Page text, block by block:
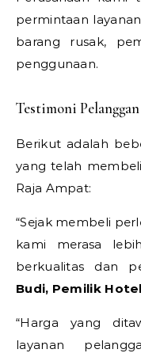
permintaan
barang rusak,
penggunaan.
Testimoni
Berikut adalah
yang telah
Raja Ampat:
“Sejak membeli
kami merasa
berkualitas dan
Budi, Pemilik
“Harga yang
layanan